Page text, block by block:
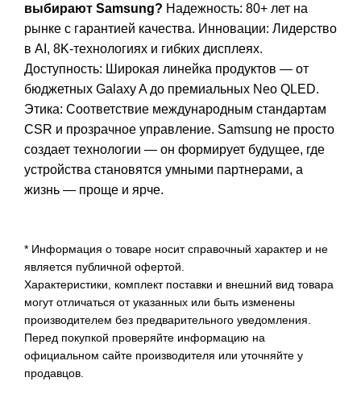
выбирают Samsung? Надежность: 80+ лет на
рынке с гарантией качества. Инновации: Лидерство
в AI, 8K-технологиях и гибких дисплеях.
Доступность: Широкая линейка продуктов — от
бюджетных Galaxy A до премиальных Neo QLED.
Этика: Соответствие международным стандартам
CSR и прозрачное управление. Samsung не просто
создает технологии — он формирует будущее, где
устройства становятся умными партнерами, а
жизнь — проще и ярче.
* Информация о товаре носит справочный характер и не
является публичной офертой.
Характеристики, комплект поставки и внешний вид товара
могут отличаться от указанных или быть изменены
производителем без предварительного уведомления.
Перед покупкой проверяйте информацию на
официальном сайте производителя или уточняйте у
продавцов.